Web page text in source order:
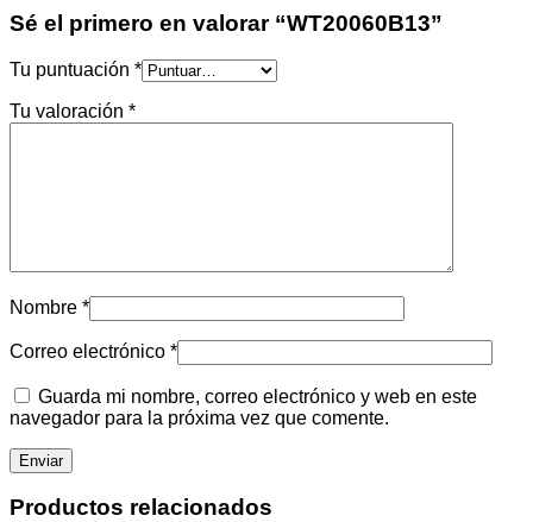
Sé el primero en valorar “WT20060B13”
Tu puntuación *
Tu valoración *
Nombre *
Correo electrónico *
Guarda mi nombre, correo electrónico y web en este
navegador para la próxima vez que comente.
Productos relacionados